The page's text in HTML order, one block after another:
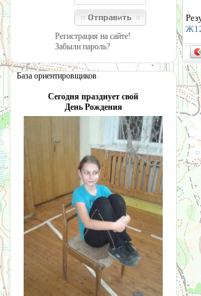
Регистрация на сайте!
Забыли пароль?
База ориентировщиков
Сегодня празднует свой
День Рождения